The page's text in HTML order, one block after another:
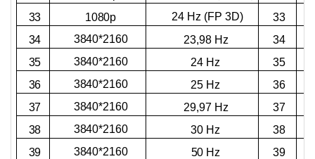
33
1080p 24 Hz (FP 3D)
33
34
3840*2160 23,98 Hz
34
35
3840*2160 24 Hz
35
36
3840*2160 25 Hz
36
37
3840*2160 29,97 Hz
37
38
3840*2160 30 Hz
38
39
3840*2160 50 Hz
39